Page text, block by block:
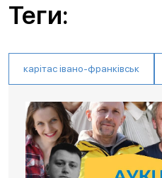
Теги:
карітас івано-франківськ